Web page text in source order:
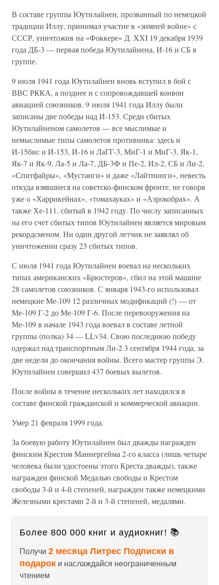
В составе группы Юутилайнен, прозванный по немецкой
традиции Иллу, принимал участие в «зимней войне» с
СССР, уничтожив на «Фоккере» Д. XXI 19 декабря 1939
года ДБ-3 — первая победа Юутилайнена, И-16 и СБ в
группе.
9 июля 1941 года Юутилайнен вновь вступил в бой с
ВВС РККА, а позднее и с сопровождавшей конвои
авиацией союзников. 9 июля 1941 года Иллу были
записаны две победы над И-153. Среди сбитых
Юутилайненом самолетов — все мыслимые и
немыслимые типы самолетов противника: здесь и
И-15бис и И-153, И-16 и ЛаГГ-3, МиГ-1 и МиГ-3, Як-1,
Як-7 и Як-9, Ла-5 и Ла-7, ДБ-3Ф и Пе-2, Ил-2, СБ и Ли-2,
«Спитфайры», «Мустанги» и даже «Лайтнинги», невесть
откуда взявшиеся на советско-финском фронте, не говоря
уже о «Харрикейнах», «томахауках» и «Аэрокобрах». А
также Хе-111, сбитый в 1942 году. По числу записанных
на его счет сбитых типов Юутилайнен является мировым
рекордсменом. Ни один другой летчик не заявлял об
уничтожении сразу 23 сбитых типов.
С июля 1941 года Юутилайнен воевал на нескольких
типах американских «Брюстеров», сбил на этой машине
28 самолетов союзников. С января 1943-го использовал
немецкие Ме-109 12 различных модификаций (!) — от
Ме-109 Г-2 до Ме-109 Г-6. После перевооружения на
Ме-109 в начале 1943 года воевал в составе летной
группы (полка) 34 — LLv34. Свою последнюю победу
одержал над транспортным Ли-2 3 сентября 1944 года, за
две недели до окончания войны. Всего мастер группы Э.
Юутилайнен совершил 437 боевых вылетов.
После войны в течение нескольких лет находился в
составе финской гражданской и коммерческой авиации.
Умер 21 февраля 1999 года.
За боевую работу Юутилайнен был дважды награжден
финским Крестом Маннергейма 2-го класса (лишь четыре
человека были удостоены этого Креста дважды), также
награжден финской Медалью свободы и Крестом
свободы 3-й и 4-й степеней, награжден также немецкими
Железными крестами 2-й и 3-й степеней, медалями.
Более 800 000 книг и аудиокниг! 📚
Получи 2 месяца Литрес Подписки в
подарок и наслаждайся неограниченным
чтением